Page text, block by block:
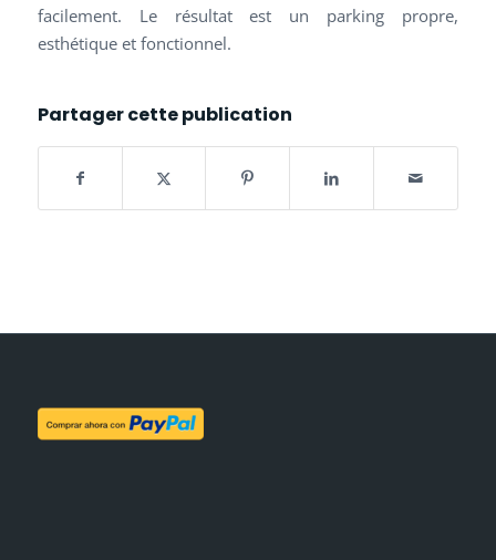
facilement. Le résultat est un parking propre,
esthétique et fonctionnel.
Partager cette publication